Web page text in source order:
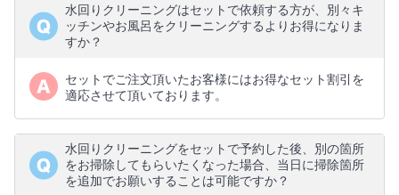
水回りクリーニングはセットで依頼する方が、別々キ
ッチンやお風呂をクリーニングするよりお得になりま
すか？
セットでご注文頂いたお客様にはお得なセット割引を
適応させて頂いております。
水回りクリーニングをセットで予約した後、別の箇所
をお掃除してもらいたくなった場合、当日に掃除箇所
を追加でお願いすることは可能ですか？